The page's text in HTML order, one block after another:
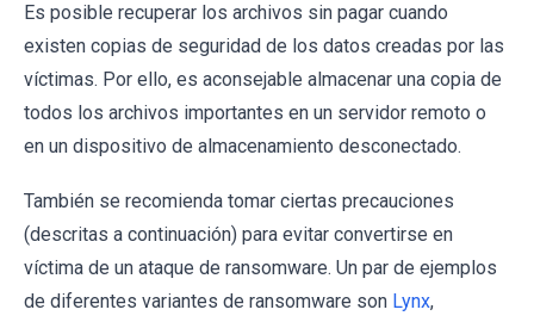
Es posible recuperar los archivos sin pagar cuando
existen copias de seguridad de los datos creadas por las
víctimas. Por ello, es aconsejable almacenar una copia de
todos los archivos importantes en un servidor remoto o
en un dispositivo de almacenamiento desconectado.
También se recomienda tomar ciertas precauciones
(descritas a continuación) para evitar convertirse en
víctima de un ataque de ransomware. Un par de ejemplos
de diferentes variantes de ransomware son Lynx,